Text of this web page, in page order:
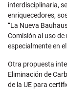
interdisciplinaria,
enriquecedores,
“La Nueva
Comisión al uso
especialmente en
Otra propuesta
Eliminación de
de la UE para